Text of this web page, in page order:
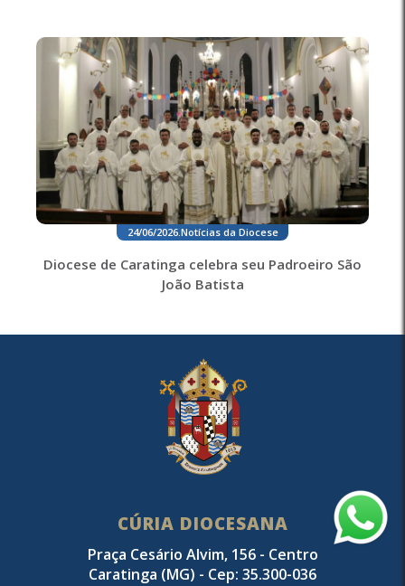
24/06/2026. Notícias da Diocese
Diocese de Caratinga celebra seu Padroeiro São
João Batista
CÚRIA DIOCESANA
Praça Cesário Alvim, 156 - Centro
Caratinga (MG) - Cep: 35.300-036